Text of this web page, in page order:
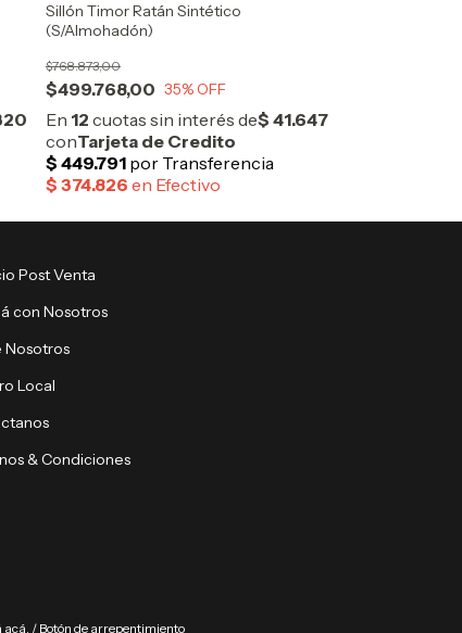
Sillón Timor Ratán Sintético
(S/Almohadón)
$499.768,00
$768.873,00
35% OFF
Post Venta
con Nosotros
Nosotros
Local
& Condiciones
acá. / Botón de arrepentimiento